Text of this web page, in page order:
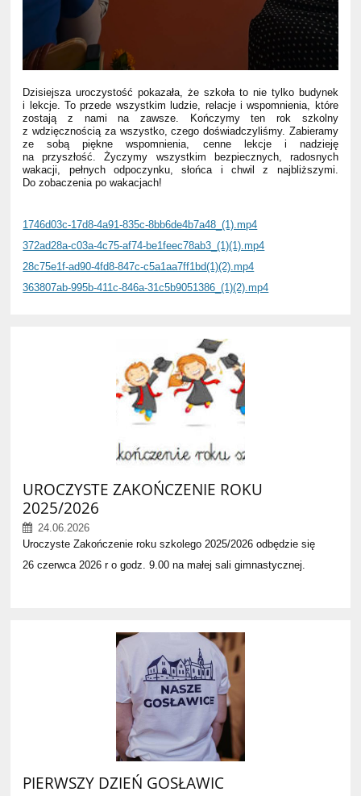
Dzisiejsza uroczystość pokazała, że szkoła to nie tylko budynek
i lekcje. To przede wszystkim ludzie, relacje i wspomnienia, które
zostają z nami na zawsze. Kończymy ten rok szkolny
z wdzięcznością za wszystko, czego doświadczyliśmy. Zabieramy
ze sobą piękne wspomnienia, cenne lekcje i nadzieję
na przyszłość. Życzymy wszystkim bezpiecznych, radosnych
wakacji, pełnych odpoczynku, słońca i chwil z najbliższymi.
Do zobaczenia po wakacjach!
1746d03c-17d8-4a91-835c-8bb6de4b7a48_(1).mp4
372ad28a-c03a-4c75-af74-be1feec78ab3_(1)(1).mp4
28c75e1f-ad90-4fd8-847c-c5a1aa7ff1bd(1)(2).mp4
363807ab-995b-411c-846a-31c5b9051386_(1)(2).mp4
UROCZYSTE ZAKOŃCZENIE ROKU
2025/2026
24.06.2026
Uroczyste Zakończenie roku szkolego 2025/2026 odbędzie się
26 czerwca 2026 r o godz. 9.00 na małej sali gimnastycznej.
PIERWSZY DZIEŃ GOSŁAWIC